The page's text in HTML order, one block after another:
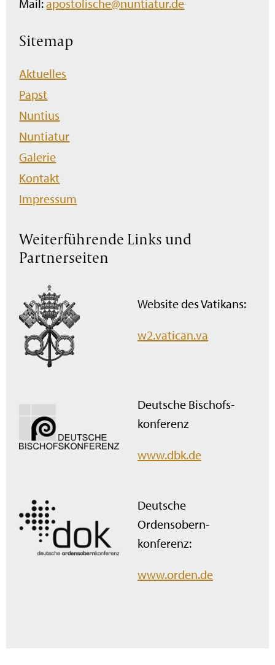
Mail:apostolische@nuntiatur.de
Sitemap
Navigation
überspringen
Aktuelles
Papst
Nuntius
Nuntiatur
Galerie
Kontakt
Impressum
Weiterführende Links und
Partnerseiten
Website des Vatikans:
w2.vatican.va
Deutsche Bischofs­
konferenz
www.dbk.de
Deutsche
Ordensobern­
konferenz:
www.orden.de